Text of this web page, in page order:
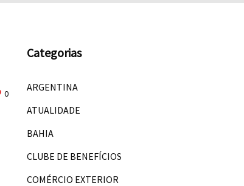
0
Categorias
ARGENTINA
ATUALIDADE
BAHIA
CLUBE DE BENEFÍCIOS
COMÉRCIO EXTERIOR